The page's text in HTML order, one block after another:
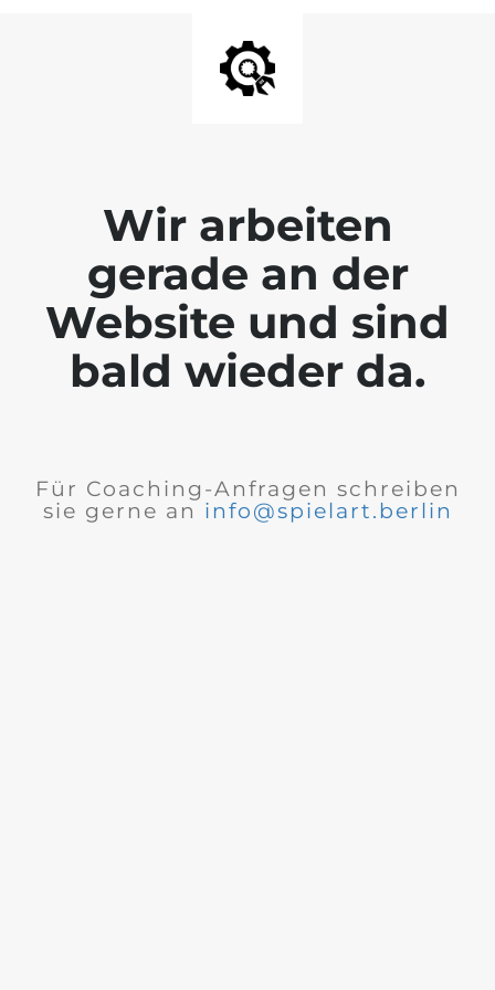
Wir arbeiten
gerade an der
Website und sind
bald wieder da.
Für Coaching-Anfragen schreiben
sie gerne an info@spielart.berlin